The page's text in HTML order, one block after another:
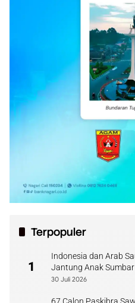
Terpopuler
1
Indonesia dan Arab
Jantung Anak Sumbar
30 Juli 2026